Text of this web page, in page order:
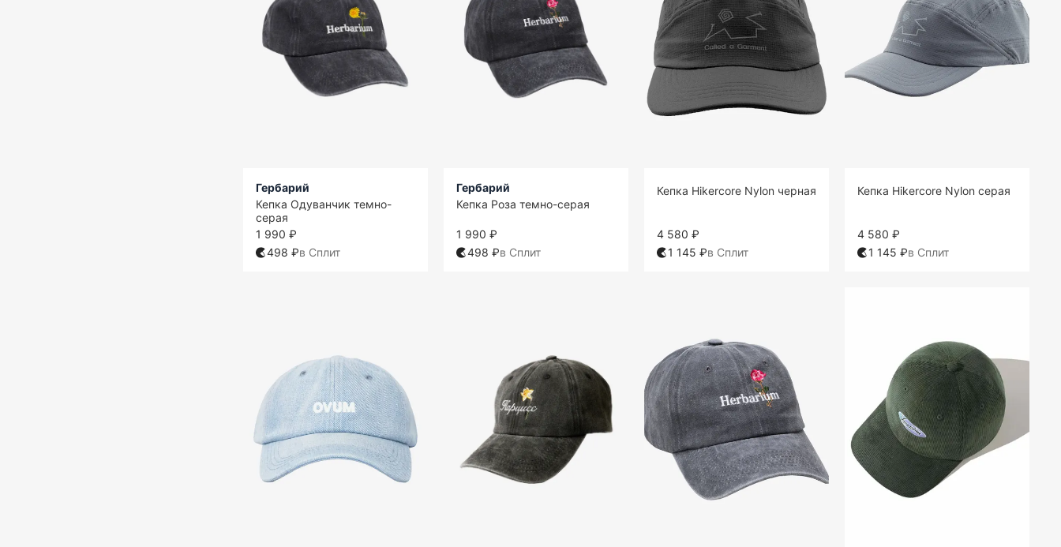
Гербарий
Кепка Одуванчик темно-
серая
1 990 ₽
498 ₽в Сплит
Гербарий
Кепка Роза темно-серая
1 990 ₽
498 ₽в Сплит
Кепка Hikercore Nylon черная
4 580 ₽
1 145 ₽в Сплит
Кепка Hikercore Nylon серая
4 580 ₽
1 145 ₽в Сплит